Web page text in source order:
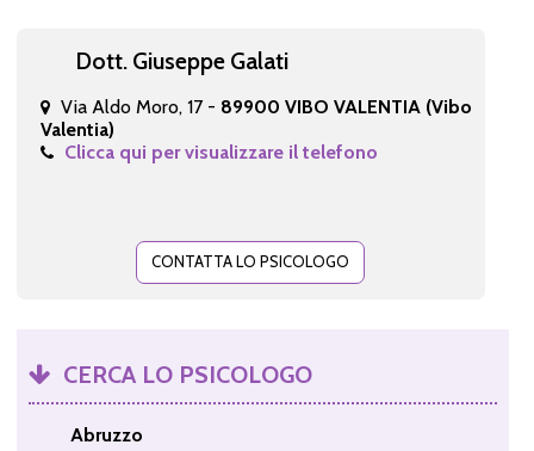
Dott. Giuseppe Galati
Via Aldo Moro, 17 - 89900 VIBO VALENTIA (Vibo
Valentia)
Clicca qui per visualizzare il telefono
CONTATTA LO PSICOLOGO
CERCA LO PSICOLOGO
Abruzzo